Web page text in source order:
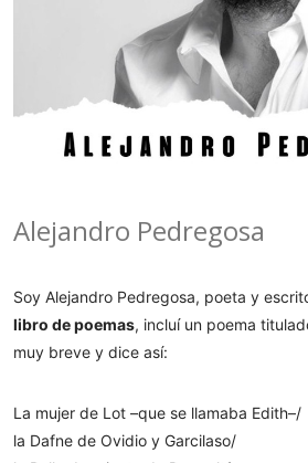
Alejandro Pedregosa
Soy Alejandro Pedregosa, poeta y
libro de poemas, incluí un poema
muy breve y dice así:
La mujer de Lot –que se llamaba Edith–/
la Dafne de Ovidio y Garcilaso/